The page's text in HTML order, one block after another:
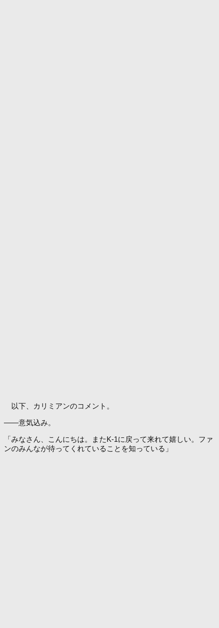
以下、カリミアンのコメント。
――意気込み。
「みなさん、こんにちは。またK-1に戻って来れて嬉しい。ファ
ンのみんなが待ってくれていることを知っている」